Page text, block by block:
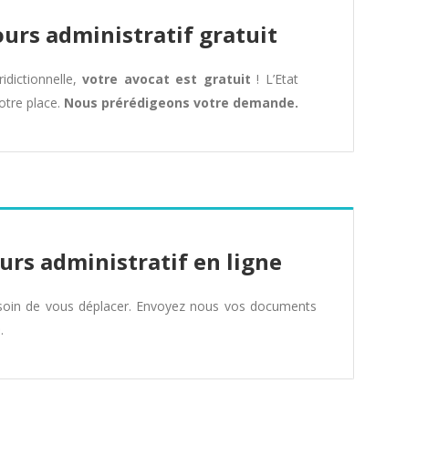
administratif gratuit
votre avocat est gratuit ! L’Etat
place. Nous prérédigeons votre demande.
administratif en ligne
de vous déplacer. Envoyez nous vos documents